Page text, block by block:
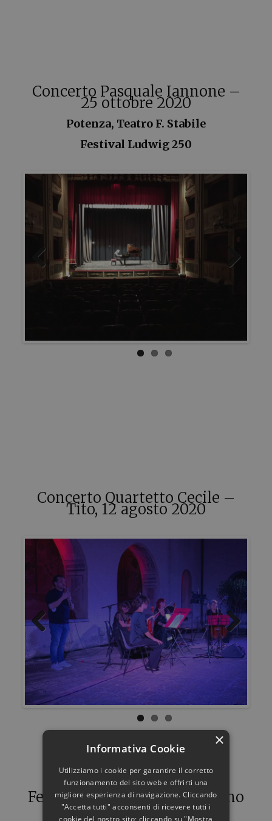
Concerto Pasquale Iannone –
25 ottobre 2020
Potenza, Teatro F. Stabile
Festival Ludwig 250
Previous
Concerto Quartetto Cecile –
Tito, 12 agosto 2020
Previous Next
Festa della Musica – 21 giugno
2020
×
Informativa Cookie
Utilizziamo i cookie per garantire il corretto
funzionamento del sito web e offrirti una
migliore esperienza di navigazione. Cliccando
"Accetta tutti" acconsenti di ricevere tutti i
cookie del nostro sito; cliccando su "Mostra